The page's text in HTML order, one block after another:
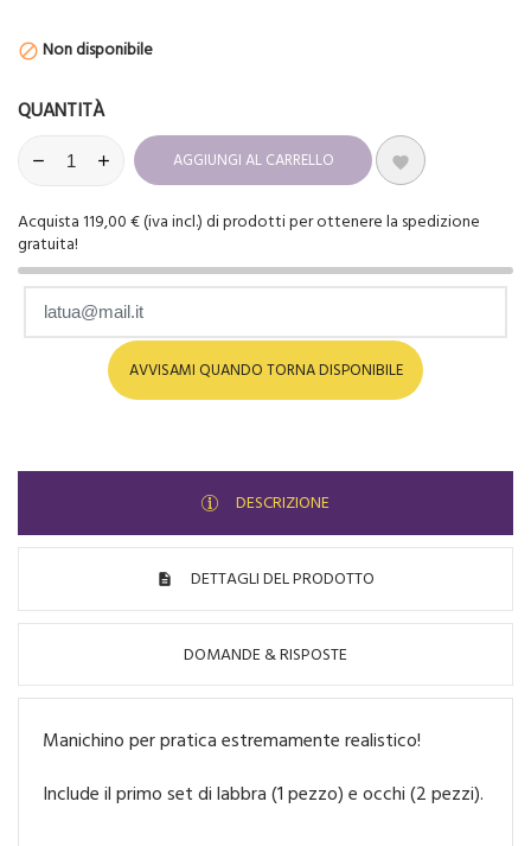
 Non disponibile
QUANTITÀ
AGGIUNGI AL CARRELLO 
Acquista 119,00 € (iva incl.) di prodotti per ottenere la spedizione
gratuita!
AVVISAMI QUANDO TORNA DISPONIBILE
DESCRIZIONE
DETTAGLI DEL PRODOTTO
DOMANDE & RISPOSTE
Manichino per pratica estremamente realistico!
Include il primo set di labbra (1 pezzo) e occhi (2 pezzi).